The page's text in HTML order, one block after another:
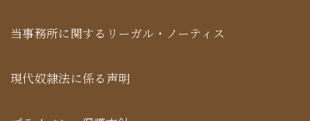
当事務所に関するリーガル・ノーティス
現代奴隷法に係る声明